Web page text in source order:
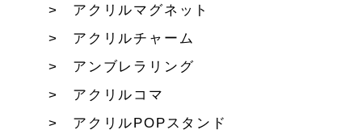
アクリルマグネット
アクリルチャーム
アンブレラリング
アクリルコマ
アクリルPOPスタンド